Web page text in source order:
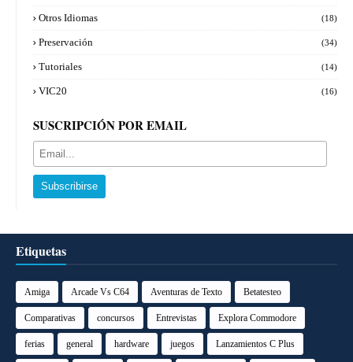
Otros Idiomas (18)
Preservación (34)
Tutoriales (14)
VIC20 (16)
SUSCRIPCIÓN POR EMAIL
Etiquetas
Amiga Arcade Vs C64 Aventuras de Texto Betatesteo
Comparativas concursos Entrevistas Explora Commodore
ferias general hardware juegos Lanzamientos C Plus